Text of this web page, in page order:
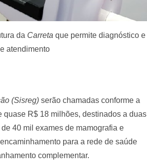
da Carreta que permite diagnóstico e
atendimento
(Sisreg) serão chamadas conforme a
quase R$ 18 milhões, destinados a duas
40 mil exames de mamografia e
para a rede de saúde
complementar.